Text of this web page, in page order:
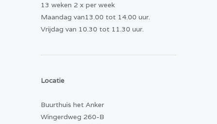
13 weken 2 x per week
Maandag van13.00 tot 14.00 uur.
Vrijdag van 10.30 tot 11.30 uur.
Locatie
Buurthuis het Anker
Wingerdweg 260-B